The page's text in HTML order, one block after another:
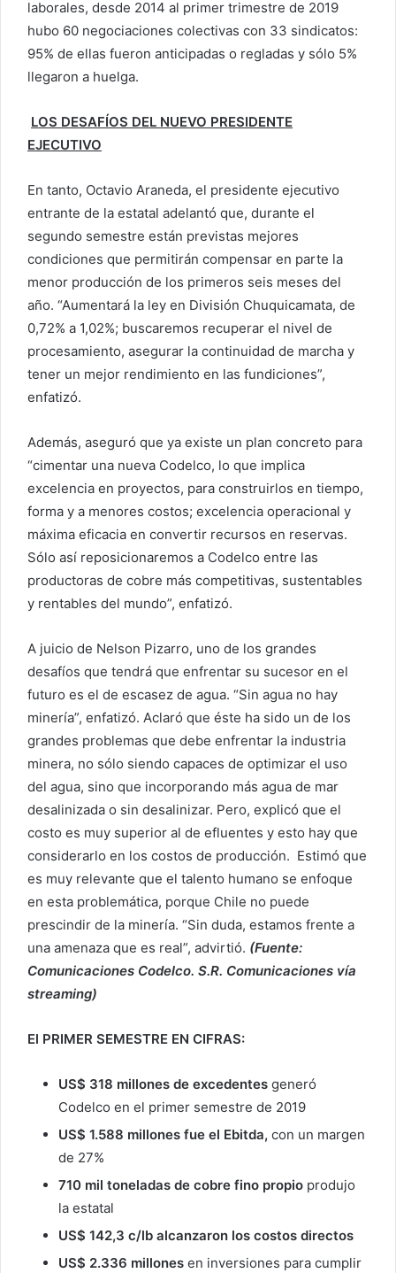
laborales, desde 2014 al primer trimestre de 2019
hubo 60 negociaciones colectivas con 33 sindicatos:
95% de ellas fueron anticipadas o regladas y sólo 5%
llegaron a huelga.
LOS DESAFÍOS DEL NUEVO PRESIDENTE
EJECUTIVO
En tanto, Octavio Araneda, el presidente ejecutivo
entrante de la estatal adelantó que, durante el
segundo semestre están previstas mejores
condiciones que permitirán compensar en parte la
menor producción de los primeros seis meses del
año. “Aumentará la ley en División Chuquicamata, de
0,72% a 1,02%; buscaremos recuperar el nivel de
procesamiento, asegurar la continuidad de marcha y
tener un mejor rendimiento en las fundiciones”,
enfatizó.
Además, aseguró que ya existe un plan concreto para
“cimentar una nueva Codelco, lo que implica
excelencia en proyectos, para construirlos en tiempo,
forma y a menores costos; excelencia operacional y
máxima eficacia en convertir recursos en reservas.
Sólo así reposicionaremos a Codelco entre las
productoras de cobre más competitivas, sustentables
y rentables del mundo”, enfatizó.
A juicio de Nelson Pizarro, uno de los grandes
desafíos que tendrá que enfrentar su sucesor en el
futuro es el de escasez de agua. “Sin agua no hay
minería”, enfatizó. Aclaró que éste ha sido un de los
grandes problemas que debe enfrentar la industria
minera, no sólo siendo capaces de optimizar el uso
del agua, sino que incorporando más agua de mar
desalinizada o sin desalinizar. Pero, explicó que el
costo es muy superior al de efluentes y esto hay que
considerarlo en los costos de producción. Estimó que
es muy relevante que el talento humano se enfoque
en esta problemática, porque Chile no puede
prescindir de la minería. “Sin duda, estamos frente a
una amenaza que es real”, advirtió. (Fuente:
Comunicaciones Codelco. S.R. Comunicaciones vía
streaming)
El PRIMER SEMESTRE EN CIFRAS:
US$ 318 millones de excedentes generó
Codelco en el primer semestre de 2019
US$ 1.588 millones fue el Ebitda, con un margen
de 27%
710 mil toneladas de cobre fino propio produjo
la estatal
US$ 142,3 c/lb alcanzaron los costos directos
US$ 2.336 millones en inversiones para cumplir